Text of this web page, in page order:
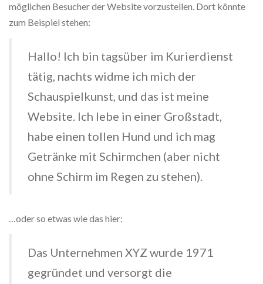
möglichen Besucher der Website vorzustellen. Dort könnte
zum Beispiel stehen:
Hallo! Ich bin tagsüber im Kurierdienst
tätig, nachts widme ich mich der
Schauspielkunst, und das ist meine
Website. Ich lebe in einer Großstadt,
habe einen tollen Hund und ich mag
Getränke mit Schirmchen (aber nicht
ohne Schirm im Regen zu stehen).
…oder so etwas wie das hier:
Das Unternehmen XYZ wurde 1971
gegründet und versorgt die